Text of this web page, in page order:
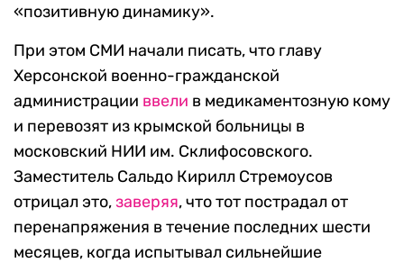
«позитивную динамику».
При этом СМИ начали писать, что главу
Херсонской военно-гражданской
администрации ввели в медикаментозную кому
и перевозят из крымской больницы в
московский НИИ им. Склифосовского.
Заместитель Сальдо Кирилл Стремоусов
отрицал это,заверяя, что тот пострадал от
перенапряжения в течение последних шести
месяцев, когда испытывал сильнейшие